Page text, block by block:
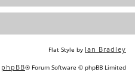
Flat Style by Ian Bradley
phpBB® Forum Software © phpBB Limited